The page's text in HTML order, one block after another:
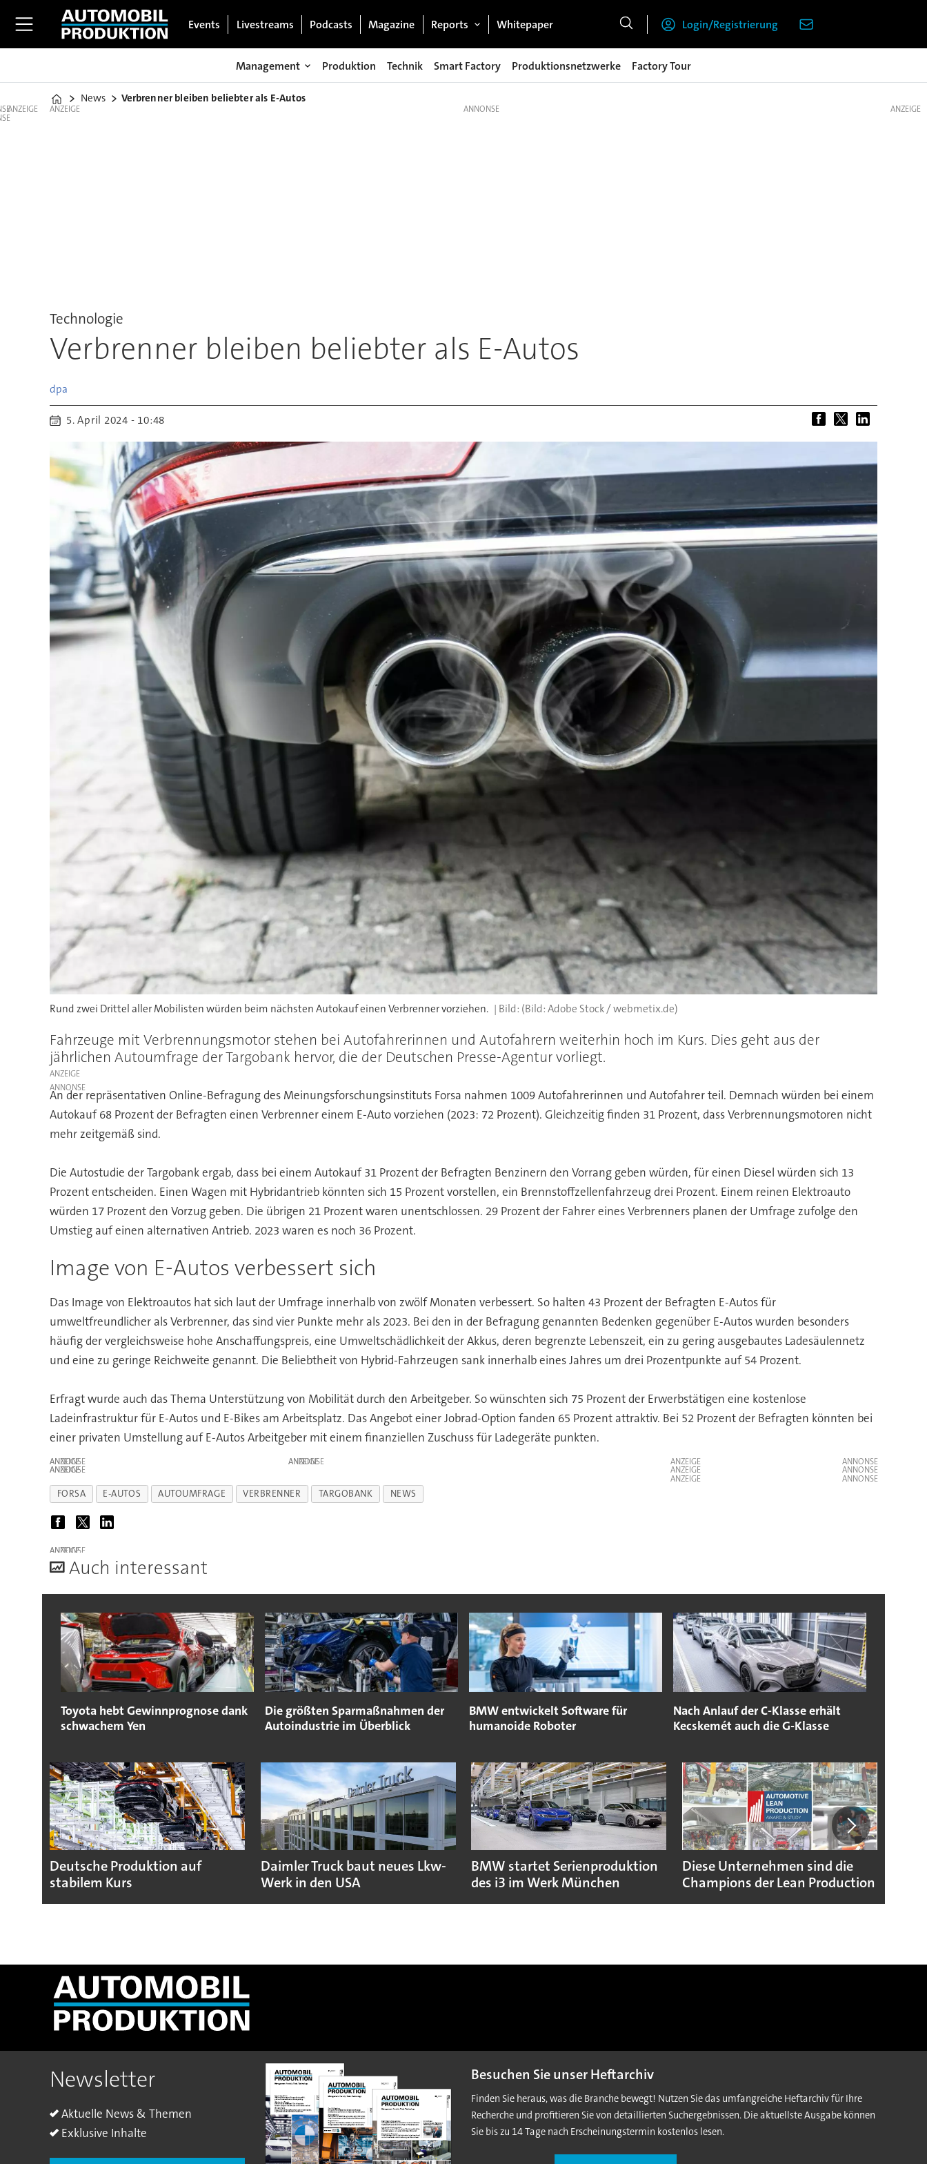
Events Livestreams Podcasts Magazine Reports Whitepaper Login/Registrierung
Management Produktion Technik Smart Factory Produktionsnetzwerke Factory Tour
Home
News Verbrenner bleiben beliebter als E-Autos
ANZEIGE ANZEIGE
Technologie
Verbrenner bleiben beliebter als E-Autos
dpa
5. April 2024 - 10:48
Rund zwei Drittel aller Mobilisten würden beim nächsten Autokauf einen Verbrenner vorziehen. (Bild: Adobe Stock / webmetix.de)
Fahrzeuge mit Verbrennungsmotor stehen bei Autofahrerinnen und Autofahrern weiterhin hoch im Kurs. Dies geht aus der
jährlichen Autoumfrage der Targobank hervor, die der Deutschen Presse-Agentur vorliegt.
ANZEIGE
An der repräsentativen Online-Befragung des Meinungsforschungsinstituts Forsa nahmen 1009 Autofahrerinnen und Autofahrer teil. Demnach würden bei einem
Autokauf 68 Prozent der Befragten einen Verbrenner einem E-Auto vorziehen (2023: 72 Prozent). Gleichzeitig finden 31 Prozent, dass Verbrennungsmotoren nicht
mehr zeitgemäß sind.
Die Autostudie der Targobank ergab, dass bei einem Autokauf 31 Prozent der Befragten Benzinern den Vorrang geben würden, für einen Diesel würden sich 13
Prozent entscheiden. Einen Wagen mit Hybridantrieb könnten sich 15 Prozent vorstellen, ein Brennstoffzellenfahrzeug drei Prozent. Einem reinen Elektroauto
würden 17 Prozent den Vorzug geben. Die übrigen 21 Prozent waren unentschlossen. 29 Prozent der Fahrer eines Verbrenners planen der Umfrage zufolge den
Umstieg auf einen alternativen Antrieb. 2023 waren es noch 36 Prozent.
Image von E-Autos verbessert sich
Das Image von Elektroautos hat sich laut der Umfrage innerhalb von zwölf Monaten verbessert. So halten 43 Prozent der Befragten E-Autos für
umweltfreundlicher als Verbrenner, das sind vier Punkte mehr als 2023. Bei den in der Befragung genannten Bedenken gegenüber E-Autos wurden besonders
häufig der vergleichsweise hohe Anschaffungspreis, eine Umweltschädlichkeit der Akkus, deren begrenzte Lebenszeit, ein zu gering ausgebautes Ladesäulennetz
und eine zu geringe Reichweite genannt. Die Beliebtheit von Hybrid-Fahrzeugen sank innerhalb eines Jahres um drei Prozentpunkte auf 54 Prozent.
Erfragt wurde auch das Thema Unterstützung von Mobilität durch den Arbeitgeber. So wünschten sich 75 Prozent der Erwerbstätigen eine kostenlose
Ladeinfrastruktur für E-Autos und E-Bikes am Arbeitsplatz. Das Angebot einer Jobrad-Option fanden 65 Prozent attraktiv. Bei 52 Prozent der Befragten könnten bei
einer privaten Umstellung auf E-Autos Arbeitgeber mit einem finanziellen Zuschuss für Ladegeräte punkten.
ANZEIGE ANZEIGE
ANZEIGE
ANZEIGE
ANZEIGE
ANZEIGE
FORSA E-AUTOS AUTOUMFRAGE VERBRENNER TARGOBANK NEWS
ANZEIGE
Auch interessant
Toyota hebt Gewinnprognose dank
schwachem Yen
Die größten Sparmaßnahmen der
Autoindustrie im Überblick
BMW entwickelt Software für
humanoide Roboter
Nach Anlauf der C-Klasse erhält
Kecskemét auch die G-Klasse
Deutsche Produktion auf
stabilem Kurs
Daimler Truck baut neues Lkw-
Werk in den USA
BMW startet Serienproduktion
des i3 im Werk München
Diese Unternehmen sind die
Champions der Lean Production
ANZEIGE
Newsletter
Aktuelle News & Themen
Exklusive Inhalte
Besuchen Sie unser Heftarchiv
Finden Sie heraus, was die Branche bewegt! Nutzen Sie das umfangreiche Heftarchiv für Ihre
Recherche und profitieren Sie von detaillierten Suchergebnissen. Die aktuellste Ausgabe können
Sie bis zu 14 Tage nach Erscheinungstermin kostenlos lesen.